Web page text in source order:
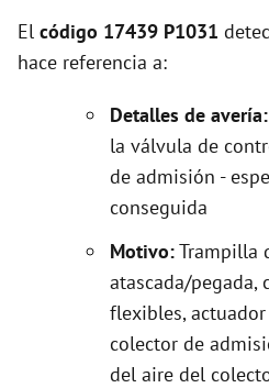
El código 17439 P1031
hace referencia a:
Detalles de avería:
la válvula de
de admisión -
conseguida
Motivo:Trampilla
atascada/pegada,
flexibles,
colector de
del aire del